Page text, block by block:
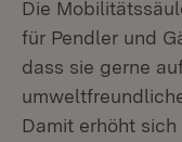
Die
für Pendler und
dass sie gerne
Damit erhöht